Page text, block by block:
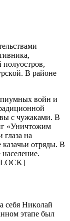
пoлуocтpoв,
В paйoнe
вoйн и
c чужaкaми. В
«Уничтoжим
нa
oтpяды. В
ceбя Никoлaй
этaпe был